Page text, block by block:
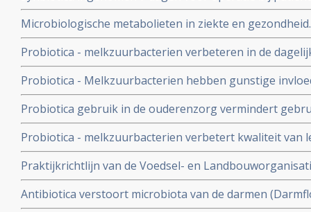
vermindert kans op sterfte aan infectie, geeft korter
gebruik van antibiotica copy 1
Microbiologische metabolieten in ziekte en
uitlegt van een goede darmflora en hoe je die kunt
Probiotica - melkzuurbacterien verbeteren in de
mensen, de kwaliteit van leven, minder maag-
verbetert de ontlasting
Probiotica - Melkzuurbacterien hebben gunstige
stamceltransplantatie moeten ondergaan.
Probiotica gebruik in de ouderenzorg vermindert
veel minder diarree aldus een proefproject van de
Probiotica - melkzuurbacterien verbetert kwaliteit van
hebben van hooikoorts
Praktijkrichtlijn van de Voedsel- en
WHO - de Wereldgezondheidsorganisatie voor
darmproblemen
Antibiotica verstoort microbiota van de darmen